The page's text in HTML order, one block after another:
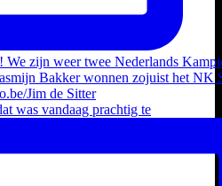
was vandaag prachtig te